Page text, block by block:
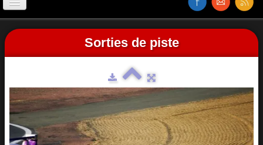
Accueil
Années 2000 à 2009
Le circuit en 1988
Affiches
Classements
Sorties de piste